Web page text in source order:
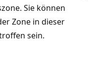
Sie können
Zone in dieser
sein.